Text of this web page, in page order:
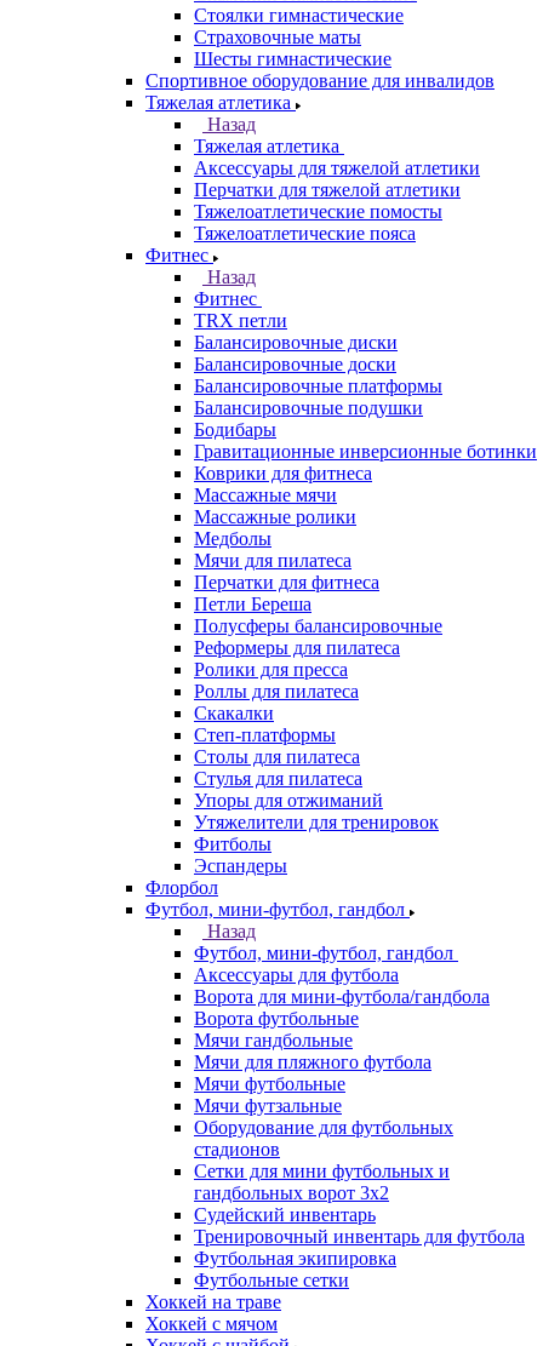
Стоялки гимнастические
Страховочные маты
Шесты гимнастические
Спортивное оборудование для инвалидов
Тяжелая атлетика
Назад
Тяжелая атлетика
Аксессуары для тяжелой атлетики
Перчатки для тяжелой атлетики
Тяжелоатлетические помосты
Тяжелоатлетические пояса
Фитнес
Назад
Фитнес
TRX петли
Балансировочные диски
Балансировочные доски
Балансировочные платформы
Балансировочные подушки
Бодибары
Гравитационные инверсионные ботинки
Коврики для фитнеса
Массажные мячи
Массажные ролики
Медболы
Мячи для пилатеса
Перчатки для фитнеса
Петли Береша
Полусферы балансировочные
Реформеры для пилатеса
Ролики для пресса
Роллы для пилатеса
Скакалки
Степ-платформы
Столы для пилатеса
Стулья для пилатеса
Упоры для отжиманий
Утяжелители для тренировок
Фитболы
Эспандеры
Флорбол
Футбол, мини-футбол, гандбол
Назад
Футбол, мини-футбол, гандбол
Аксессуары для футбола
Ворота для мини-футбола/гандбола
Ворота футбольные
Мячи гандбольные
Мячи для пляжного футбола
Мячи футбольные
Мячи футзальные
Оборудование для футбольных
стадионов
Сетки для мини футбольных и
гандбольных ворот 3х2
Судейский инвентарь
Тренировочный инвентарь для футбола
Футбольная экипировка
Футбольные сетки
Хоккей на траве
Хоккей с мячом